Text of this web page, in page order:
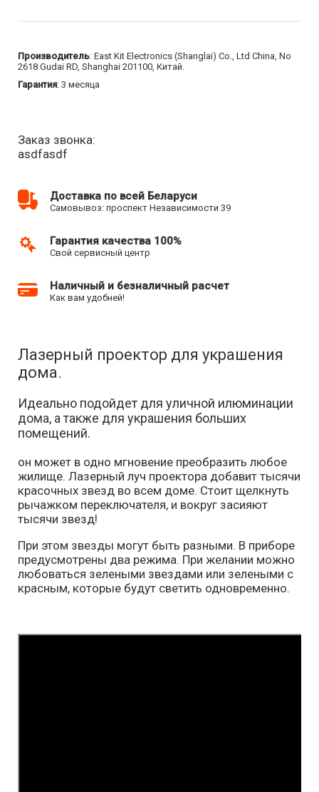
Производитель: East Kit Electronics (Shanglai) Co., Ltd China, No
2618 Gudai RD, Shanghai 201100, Китай.
Гарантия: 3 месяца
Заказ звонка:
asdfasdf
Доставка по всей Беларуси
Самовывоз: проспект Независимости 39
Гарантия качества 100%
Свой сервисный центр
Наличный и безналичный расчет
Как вам удобней!
Лазерный проектор для украшения
дома.
Идеально подойдет для уличной илюминации
дома, а также для украшения больших
помещений.
он может в одно мгновение преобразить любое
жилище. Лазерный луч проектора добавит тысячи
красочных звезд во всем доме. Стоит щелкнуть
рычажком переключателя, и вокруг засияют
тысячи звезд!
При этом звезды могут быть разными. В приборе
предусмотрены два режима. При желании можно
любоваться зелеными звездами или зелеными с
красным, которые будут светить одновременно.